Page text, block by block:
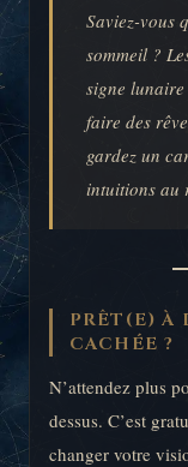
Saviez-vous
sommeil ?
signe
faire des
gardez un
intuitions au
PRÊT(E) À
CACHÉE ?
N’attendez plus
dessus. C’est
changer votre